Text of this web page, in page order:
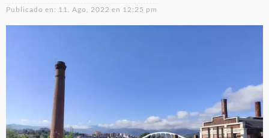
Publicado en: 11. Ago, 2022 en 12:25 pm